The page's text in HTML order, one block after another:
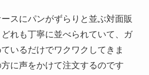
スにパンがずらりと並ぶ対面販
れも丁寧に並べられていて、ガ
いるだけでワクワクしてきま
に声をかけて注文するのです